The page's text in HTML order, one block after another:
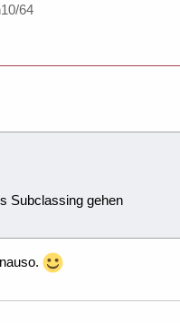
64
Subclassing gehen